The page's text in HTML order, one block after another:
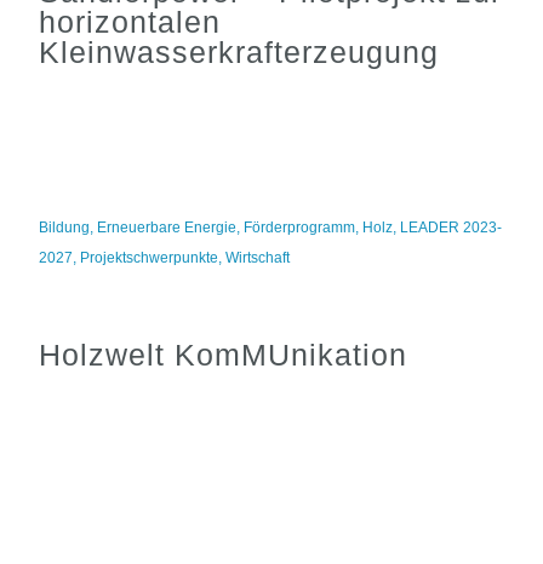
horizontalen
Kleinwasserkrafterzeugung
Bildung, Erneuerbare Energie, Förderprogramm, Holz, LEADER 2023-
2027, Projektschwerpunkte,Wirtschaft
Holzwelt KomMUnikation